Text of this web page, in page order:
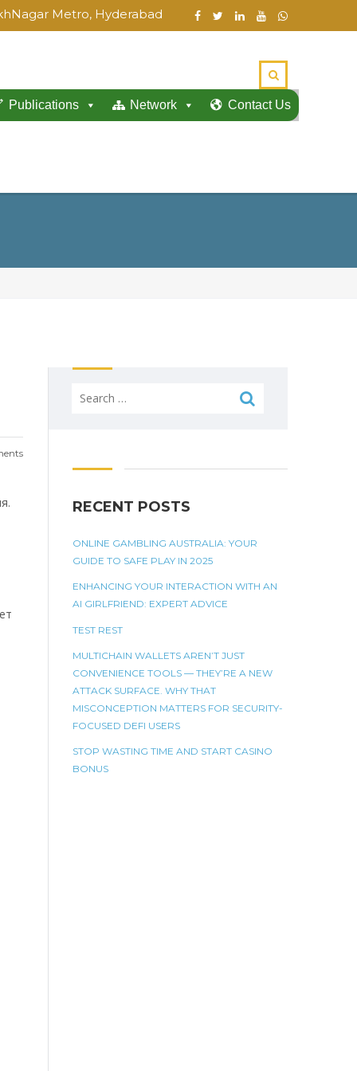
Metro, Hyderabad
Publications Network Contact Us
Search
RECENT POSTS
ONLINE GAMBLING AUSTRALIA: YOUR
GUIDE TO SAFE PLAY IN 2025
ENHANCING YOUR INTERACTION WITH AN
AI GIRLFRIEND: EXPERT ADVICE
TEST REST
MULTICHAIN WALLETS AREN’T JUST
CONVENIENCE TOOLS — THEY’RE A NEW
ATTACK SURFACE. WHY THAT
MISCONCEPTION MATTERS FOR SECURITY-
FOCUSED DEFI USERS
STOP WASTING TIME AND START CASINO
BONUS